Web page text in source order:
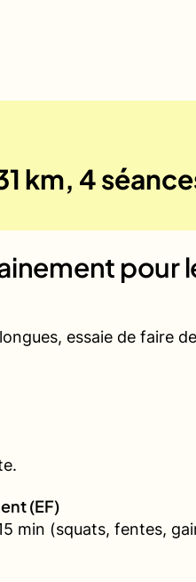
km, 4
pour
essaie de faire
(EF)
min (squats, fentes,